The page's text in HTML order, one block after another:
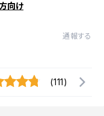
向け
通報する
(111)